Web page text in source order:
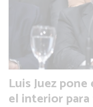
Luis Juez
el interior